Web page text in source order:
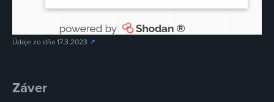
Údaje zo dňa 17.3.2023 ↗
Záver